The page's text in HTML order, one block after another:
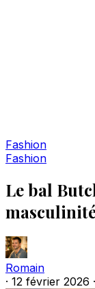
Fashion
Fashion
Le bal
Romain
· 12 février 2026 ·